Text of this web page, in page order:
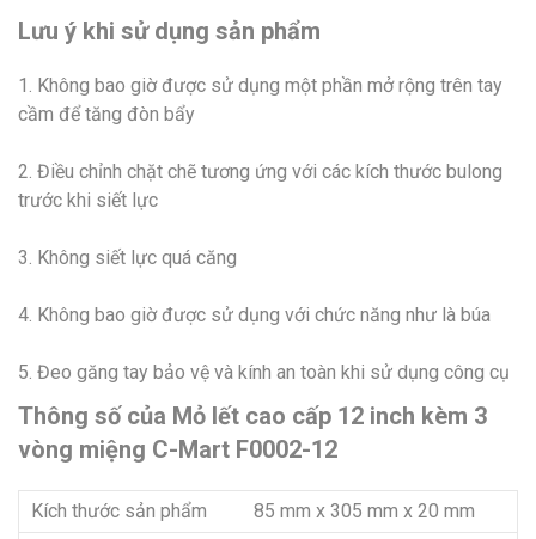
Lưu ý khi sử dụng sản phẩm
1. Không bao giờ được sử dụng một phần mở rộng trên tay
cầm để tăng đòn bẩy
2. Điều chỉnh chặt chẽ tương ứng với các kích thước bulong
trước khi siết lực
3. Không siết lực quá căng
4. Không bao giờ được sử dụng với chức năng như là búa
5. Đeo găng tay bảo vệ và kính an toàn khi sử dụng công cụ
Thông số của Mỏ lết cao cấp 12 inch kèm 3
vòng miệng C-Mart F0002-12
Kích thước sản phẩm
85 mm x 305 mm x 20 mm